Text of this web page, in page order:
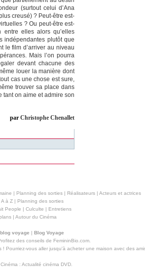
(surtout celui d’Ana
creusé) ? Peut-être est-
? Ou peut-être est-
entre elles alors qu’elles
indépendantes plutôt que
le film d’arriver au niveau
Mais l’on pourra
devant chacune des
louer la manière dont
cas une chose est sure,
trouver sa place dans
on aime et admire son
par Christophe Chenallet
| Planning des sorties| Réalisateurs| Acteurs et actrices
A à Z| Planning des sorties
People | Culculte | Entretiens
| Autour du Cinéma
voyage | Blog Voyage
des conseils de FemininBio.com.
! Pourriez-vous aller jusqu'à acheter une maison avec des
Cinéma : Actualité cinéma DVD